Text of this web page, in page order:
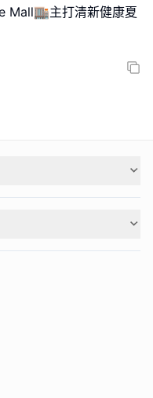
Mall🏬主打清新健康夏